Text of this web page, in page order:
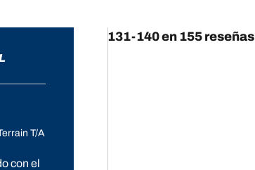
T/A
con el
131-140 en 155 reseñas